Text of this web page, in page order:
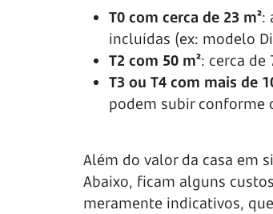
T0 com cerca de 23 m²:
incluídas (ex: modelo
T2 com 50 m²: cerca de
T3 ou T4 com mais de
podem subir conforme
Além do valor da casa em
Abaixo, ficam alguns
meramente indicativos,